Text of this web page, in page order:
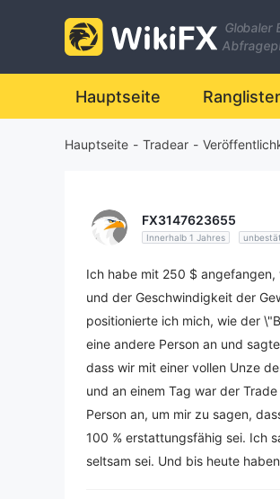
Globaler
Hauptseite
Hauptseite - Tradear -
FX3147623655
Innerhalb 1 Jahres
Ich habe mit 250 $ angefangen,
und der Geschwindigkeit der
positionierte ich mich, wie der
eine andere Person an und
dass wir mit einer vollen Unze
und an einem Tag war der
Person an, um mir zu sagen,
100 % erstattungsfähig sei. Ich
seltsam sei. Und bis heute